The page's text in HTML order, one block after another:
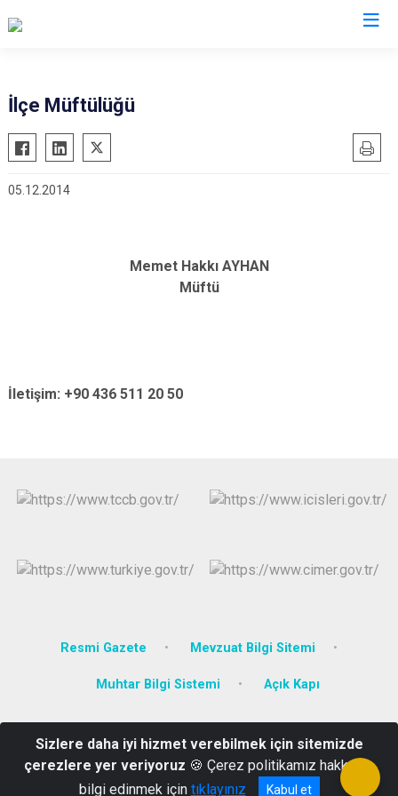
Bulanık
Hasköy
Korkut
İlçe Müftülüğü
05.12.2014
Memet Hakkı AYHAN
Müftü
İletişim: +90 436 511 20 50
Resmi Gazete Mevzuat Bilgi Sitemi
Muhtar Bilgi Sistemi Açık Kapı
Safitürk Caddesi Hükümet Konağı Malazgirt / Muş
Tel: 0436 511 24 00 Fax: 0436 511 23 15
Sizlere daha iyi hizmet verebilmek için sitemizde
çerezlere yer veriyoruz 🍪 Çerez politikamız hakkında
bilgi edinmek için tıklayınız Kabul et